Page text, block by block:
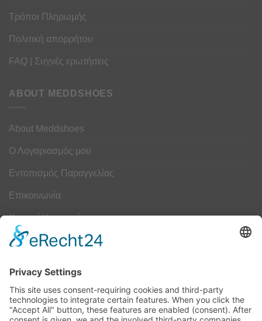
Τρόποι Πληρωμής
Πολιτική απορρήτου
FAQ | Συχνές ερωτήσεις
ABOUT MEDDSHOES
About Meddshoes
Ο Λογαριασμός μου
Εντοπισμός Παραγγελίας
Επικοινωνία
Κουμπί Υπαναχώρησης
ΟΔΗΓΟΣ ΜΕΓΕΘΩΝ
Camper Οδηγός Μεγεθών
ΤΕΧΝΟΛΟΓΙΑ